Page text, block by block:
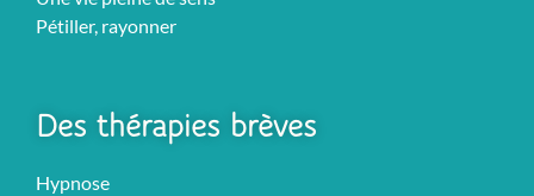
Pétiller, rayonner
Des thérapies brèves
Hypnose